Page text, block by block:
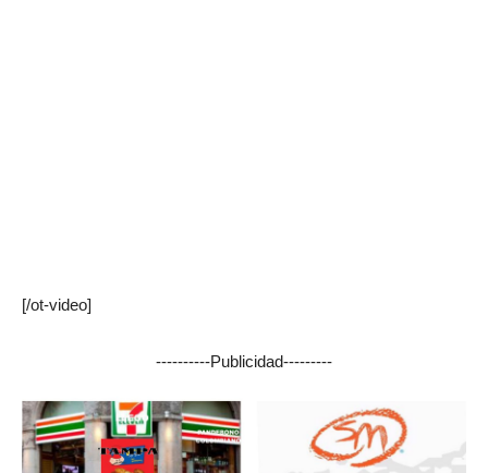
[/ot-video]
----------Publicidad---------